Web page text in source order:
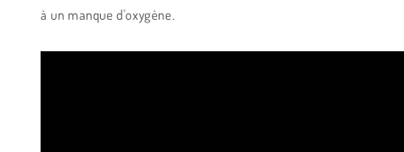
à un manque d'oxygène.